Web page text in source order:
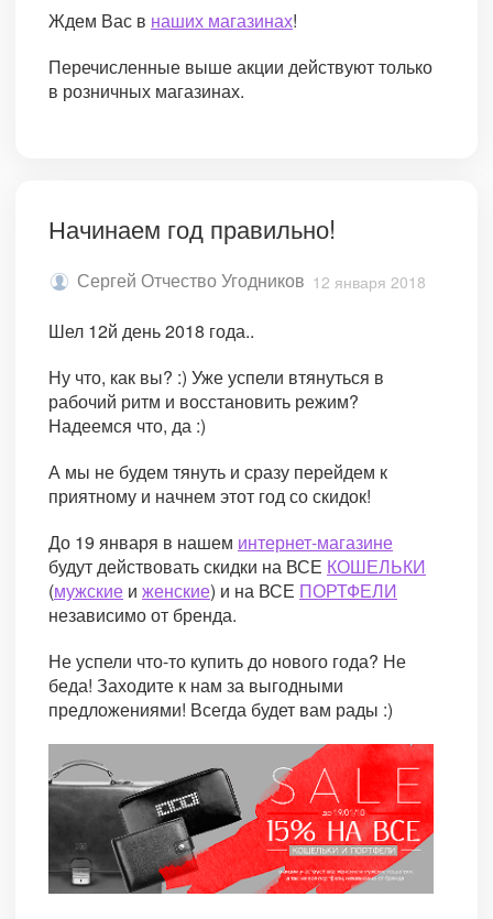
Ждем Вас в наших магазинах!
Перечисленные выше акции действуют только
в розничных магазинах.
Начинаем год правильно!
Сергей Отчество Угодников 12 января 2018
Шел 12й день 2018 года..
Ну что, как вы? :) Уже успели втянуться в
рабочий ритм и восстановить режим?
Надеемся что, да :)
А мы не будем тянуть и сразу перейдем к
приятному и начнем этот год со скидок!
До 19 января в нашем интернет-магазине
будут действовать скидки на ВСЕ КОШЕЛЬКИ
(мужские и женские) и на ВСЕ ПОРТФЕЛИ
независимо от бренда.
Не успели что-то купить до нового года? Не
беда! Заходите к нам за выгодными
предложениями! Всегда будет вам рады :)